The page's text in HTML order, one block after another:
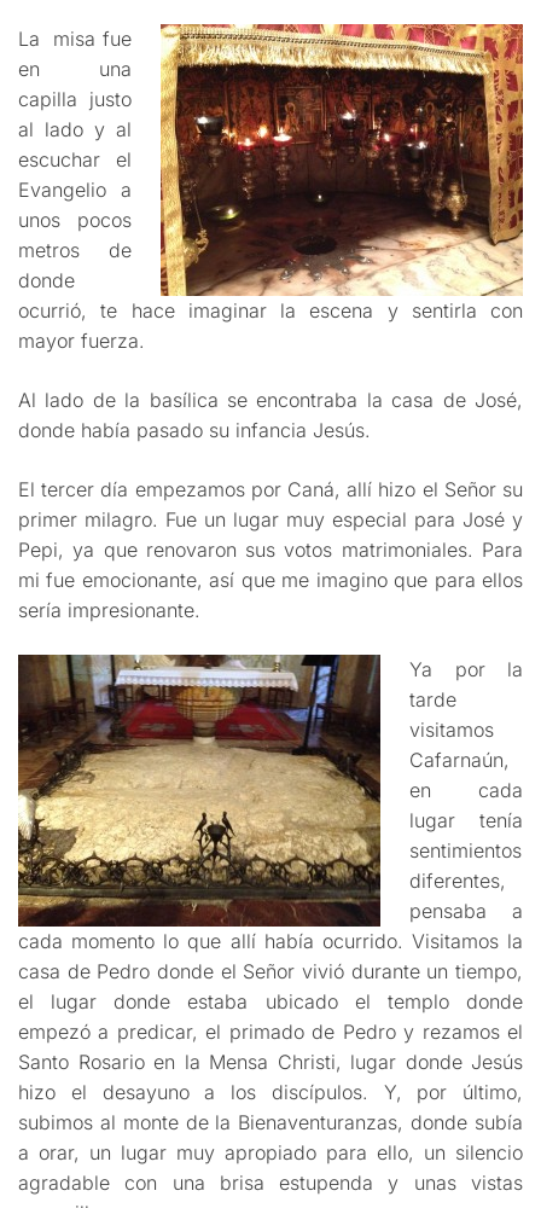
La misa fue
en una
capilla justo
al lado y al
escuchar el
Evangelio a
unos pocos
metros de
donde
ocurrió, te hace imaginar la escena y sentirla con
mayor fuerza.
Al lado de la basílica se encontraba la casa de José,
donde había pasado su infancia Jesús.
El tercer día empezamos por Caná, allí hizo el Señor su
primer milagro. Fue un lugar muy especial para José y
Pepi, ya que renovaron sus votos matrimoniales. Para
mi fue emocionante, así que me imagino que para ellos
sería impresionante.
Ya por la
tarde
visitamos
Cafarnaún,
en cada
lugar tenía
sentimientos
diferentes,
pensaba a
cada momento lo que allí había ocurrido. Visitamos la
casa de Pedro donde el Señor vivió durante un tiempo,
el lugar donde estaba ubicado el templo donde
empezó a predicar, el primado de Pedro y rezamos el
Santo Rosario en la Mensa Christi, lugar donde Jesús
hizo el desayuno a los discípulos. Y, por último,
subimos al monte de la Bienaventuranzas, donde subía
a orar, un lugar muy apropiado para ello, un silencio
agradable con una brisa estupenda y unas vistas